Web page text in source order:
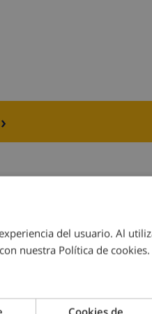
cafetera y tostador
2x Camas individuales
del usuario. Al
nuestra Política de cookies.